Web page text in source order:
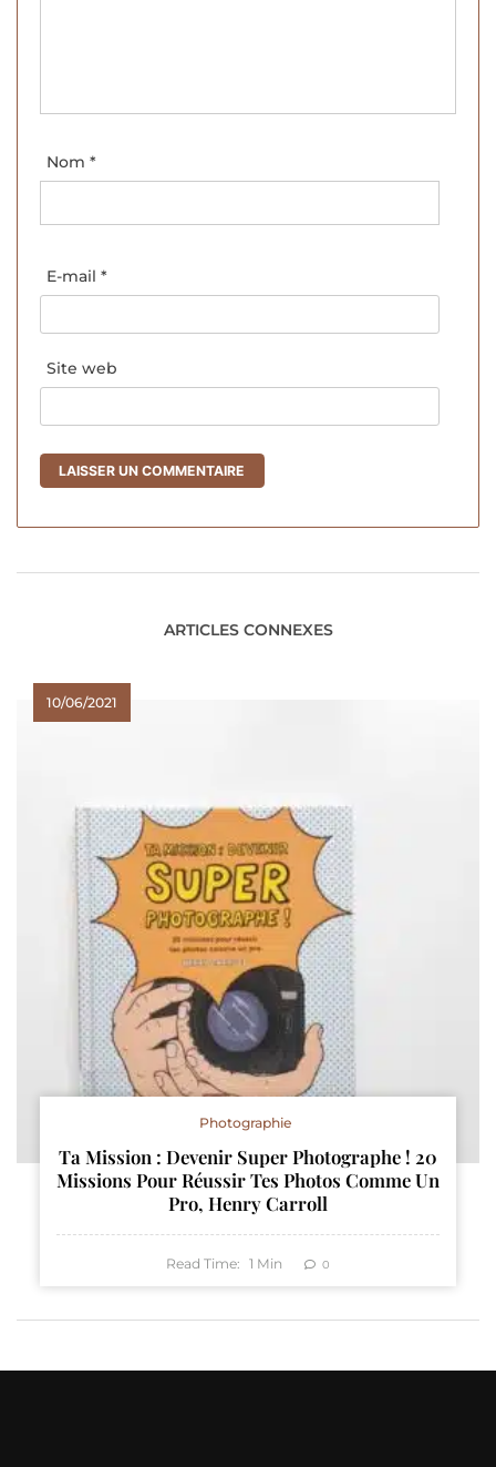
Nom *
E-mail *
Site web
ARTICLES CONNEXES
10/06/2021
Photographie
Ta Mission : Devenir Super Photographe ! 20
Missions Pour Réussir Tes Photos Comme Un
Pro, Henry Carroll
Read Time: 1 Min 0